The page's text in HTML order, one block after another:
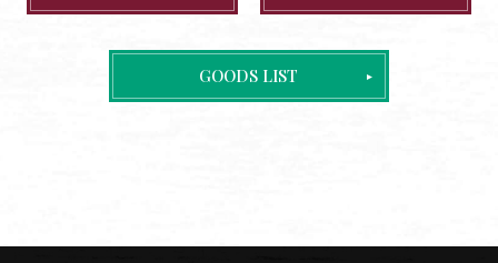
GOODS
SPECIAL
GOODS LIST